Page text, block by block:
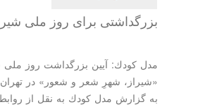
برای روز ملی شیراز
آیین بزرگداشت روز ملی شیراز با عنوان
شهرِ شعر و شعور» در تهران انجام می شود.
مدل كودك به نقل از روابط عمومی خانه